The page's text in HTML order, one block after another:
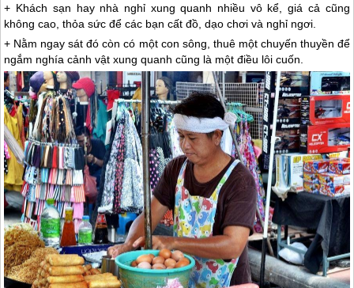
+ Khách sạn hay nhà nghỉ xung quanh nhiều vô kể, giá cả cũng
không cao, thỏa sức để các bạn cất đồ, dạo chơi và nghỉ ngơi.
+ Nằm ngay sát đó còn có một con sông, thuê một chuyến thuyền để
ngắm nghía cảnh vật xung quanh cũng là một điều lôi cuốn.